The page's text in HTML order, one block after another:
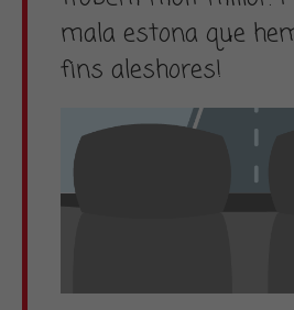
mala estona que
fins aleshores!